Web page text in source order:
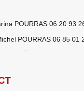
POURRAS 06 20 93
POURRAS 06 85 01